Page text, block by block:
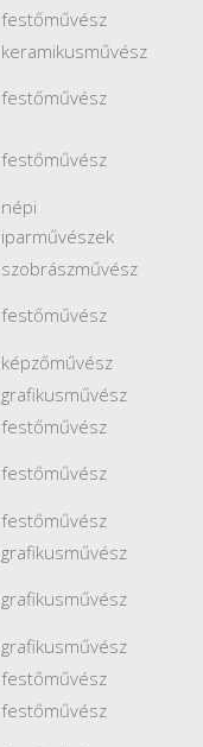
festőművész
keramikusművész
festőművész
festőművész
népi
iparművészek
szobrászművész
festőművész
képzőművész
grafikusművész
festőművész
festőművész
festőművész
grafikusművész
grafikusművész
grafikusművész
festőművész
festőművész